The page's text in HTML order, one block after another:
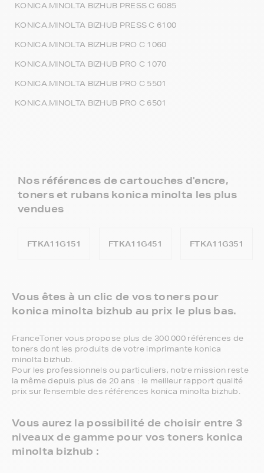
KONICA.MINOLTA BIZHUB PRESS C 6085
KONICA.MINOLTA BIZHUB PRESS C 6100
KONICA.MINOLTA BIZHUB PRO C 1060
KONICA.MINOLTA BIZHUB PRO C 1070
KONICA.MINOLTA BIZHUB PRO C 5501
KONICA.MINOLTA BIZHUB PRO C 6501
Nos références de cartouches d'encre,
toners et rubans konica minolta les plus
vendues
FTKA11G151 FTKA11G451 FTKA11G351
Vous êtes à un clic de vos toners pour
konica minolta bizhub au prix le plus bas.
FranceToner vous propose plus de 300 000 références de
toners dont les produits de votre imprimante konica
minolta bizhub.
Pour les professionnels ou particuliers, notre mission reste
la même depuis plus de 20 ans : le meilleur rapport qualité
prix sur l'ensemble des références konica minolta bizhub.
Vous aurez la possibilité de choisir entre 3
niveaux de gamme pour vos toners konica
minolta bizhub :